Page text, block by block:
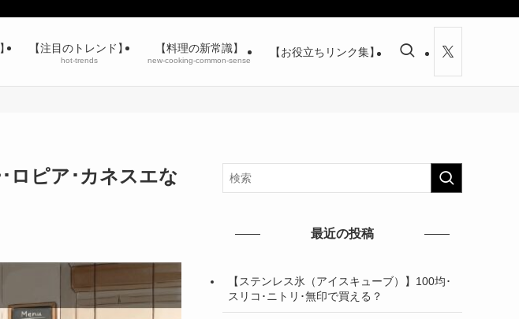
【注目のトレンド】
hot-trends
【料理の新常識】
new-cooking-common-sense
【お役立ちリンク集】
ロピア･カネスエな
最近の投稿
【ステンレス氷（アイスキューブ）】100均･
スリコ･ニトリ･無印で買える？